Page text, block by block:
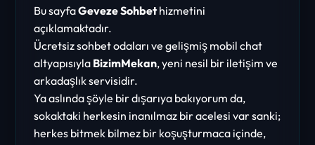
Bu sayfaGeveze Sohbethizmetini
açıklamaktadır.
Ücretsiz sohbet odaları ve gelişmiş mobil chat
altyapısıyla BizimMekan, yeni nesil bir iletişim ve
arkadaşlık servisidir.
Ya aslında şöyle bir dışarıya bakıyorum da,
sokaktaki herkesin inanılmaz bir acelesi var sanki;
herkes bitmek bilmez bir koşuşturmaca içinde,